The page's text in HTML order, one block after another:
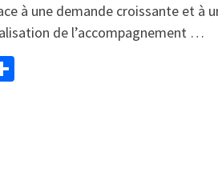
à une demande croissante et à
de l’accompagnement …